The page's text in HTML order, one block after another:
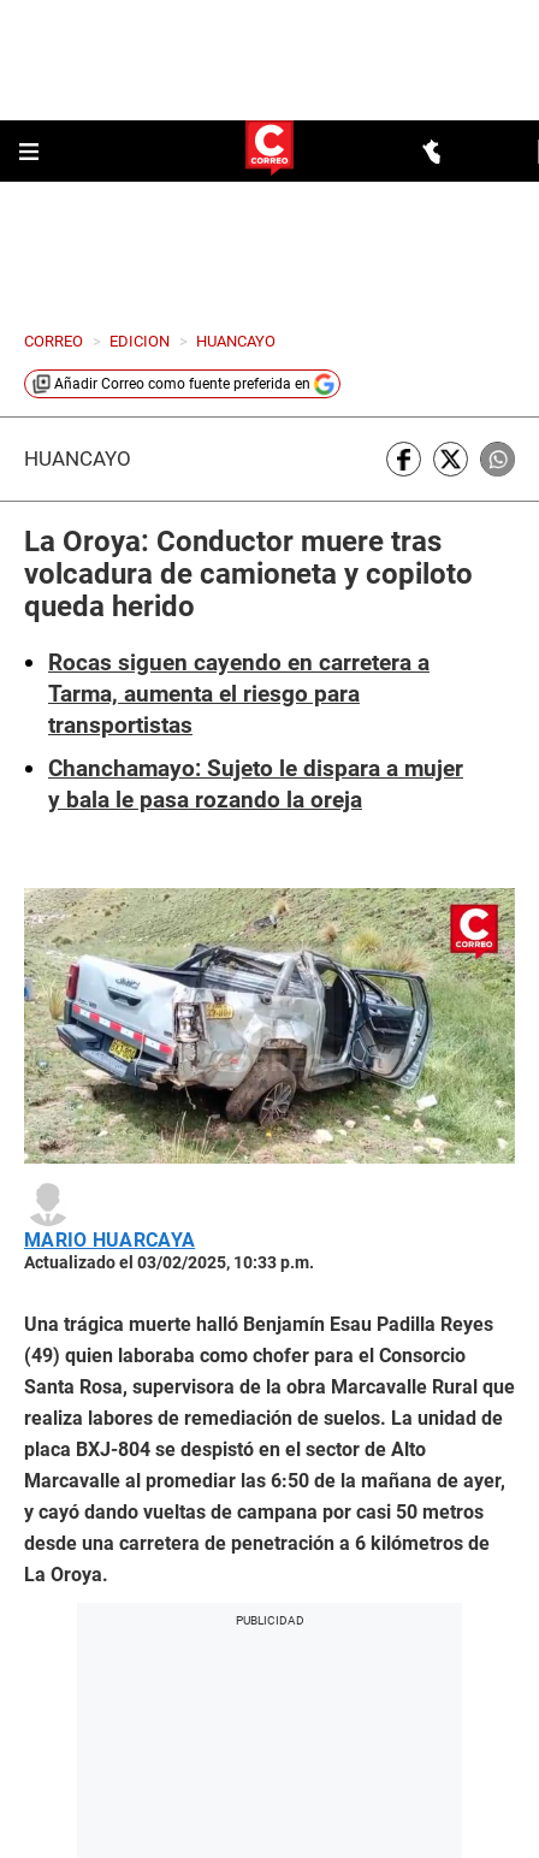
CORREO > EDICION > HUANCAYO
Añadir Correo como fuente preferida en
HUANCAYO
La Oroya: Conductor muere tras
volcadura de camioneta y copiloto
queda herido
Rocas siguen cayendo en carretera a
Tarma, aumenta el riesgo para
transportistas
Chanchamayo: Sujeto le dispara a mujer
y bala le pasa rozando la oreja
MARIO HUARCAYA
Actualizado el 03/02/2025, 10:33 p.m.
Una trágica muerte halló Benjamín Esau Padilla Reyes
(49) quien laboraba como chofer para el Consorcio
Santa Rosa, supervisora de la obra Marcavalle Rural que
realiza labores de remediación de suelos. La unidad de
placa BXJ-804 se despistó en el sector de Alto
Marcavalle al promediar las 6:50 de la mañana de ayer,
y cayó dando vueltas de campana por casi 50 metros
desde una carretera de penetración a 6 kilómetros de
La Oroya.